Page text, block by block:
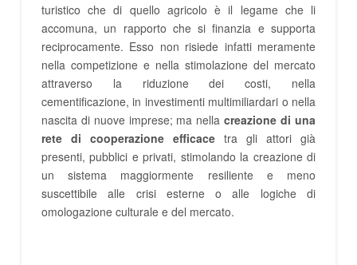
turistico che di quello agricolo è il legame che li
accomuna, un rapporto che si finanzia e supporta
reciprocamente. Esso non risiede infatti meramente
nella competizione e nella stimolazione del mercato
attraverso la riduzione dei costi, nella
cementificazione, in investimenti multimiliardari o nella
nascita di nuove imprese; ma nella creazione di una
rete di cooperazione efficacetra gli attori già
presenti, pubblici e privati, stimolando la creazione di
un sistema maggiormente resiliente e meno
suscettibile alle crisi esterne o alle logiche di
omologazione culturale e del mercato.